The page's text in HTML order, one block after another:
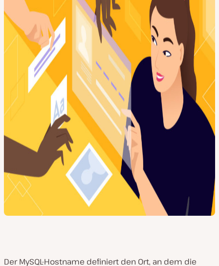
Der MySQL-Hostname definiert den Ort, an dem die